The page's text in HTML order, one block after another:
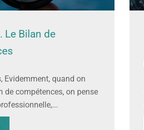
Le Bilan de
Evidemment, quand on
de compétences, on pense